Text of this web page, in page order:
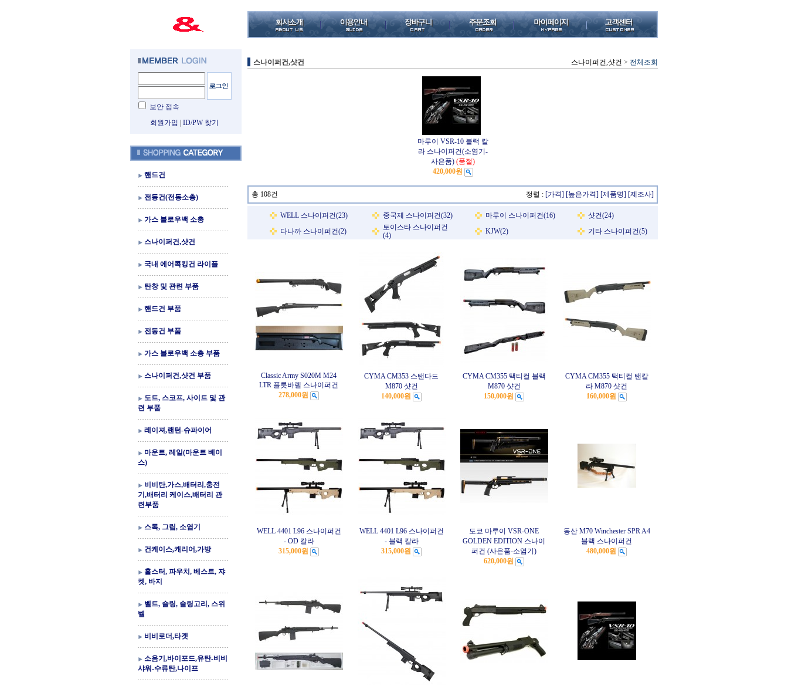
보안 접속
회원가입
ID/PW 찾기
핸드건
전동건(전동소총)
가스 블로우백 소총
스나이퍼건,샷건
국내 에어콕킹건 라이플
탄창 및 관련 부품
핸드건 부품
전동건 부품
가스 블로우백 소총 부품
스나이퍼건,샷건 부품
도트, 스코프, 사이트 및 관
련 부품
레이져,랜턴-슈파이어
마운트, 레일(마운트 베이
스)
비비탄,가스,배터리,충전
기,배터리 케이스,배터리 관
련부품
스톡, 그립, 소염기
건케이스,캐리어,가방
홀스터, 파우치, 베스트, 쟈
켓, 바지
벨트, 슬링, 슬링고리, 스위
벨
비비로더,타겟
소음기,바이포드,유탄-비비
샤워-수류탄,나이프
스나이퍼건,샷건 스나이퍼건,샷건 > 전체조회
마루이 VSR-10 블랙 칼
라 스나이퍼건(소염기-
사은품) (품절)
420,000원
총 108건 정렬 : [가격] [높은가격] [제품명] [제조사]
WELL 스나이퍼건(23) 중국제 스나이퍼건(32) 마루이 스나이퍼건(16)
샷건(24)
다나까 스나이퍼건(2)
토이스타 스나이퍼건
(4)
KJW(2) 기타 스나이퍼건(5)
Classic Army S020M M24
LTR 플릇바렐 스나이퍼건
278,000원
CYMA CM353 스탠다드
M870 샷건
140,000원
CYMA CM355 택티컬 블랙
M870 샷건
150,000원
CYMA CM355 택티컬 탠칼
라 M870 샷건
160,000원
WELL 4401 L96 스나이퍼건
- OD 칼라
315,000원
WELL 4401 L96 스나이퍼건
- 블랙 칼라
315,000원
도쿄 마루이 VSR-ONE
GOLDEN EDITION 스나이
퍼건 (사은품-소염기)
620,000원
동산 M70 Winchester SPR A4
블랙 스나이퍼건
480,000원